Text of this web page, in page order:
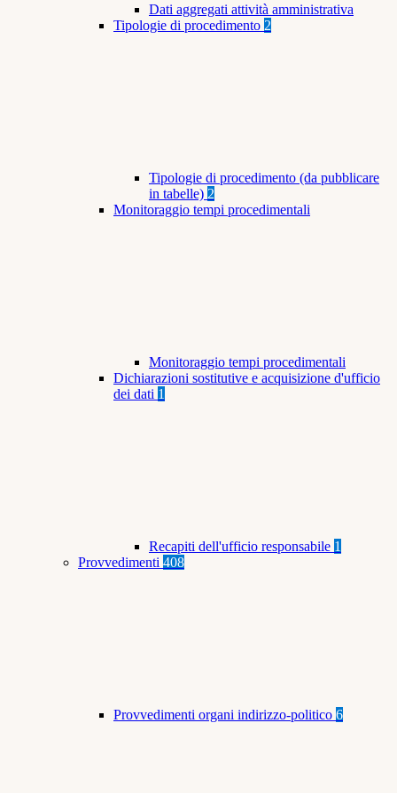
Dati aggregati attività amministrativa
Tipologie di procedimento 2
Tipologie di procedimento (da pubblicare
in tabelle) 2
Monitoraggio tempi procedimentali
Monitoraggio tempi procedimentali
Dichiarazioni sostitutive e acquisizione d'ufficio
dei dati 1
Recapiti dell'ufficio responsabile 1
Provvedimenti 408
Provvedimenti organi indirizzo-politico 6